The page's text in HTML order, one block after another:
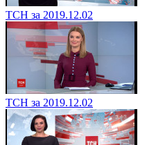
ТСН за 2019.12.02
ТСН за 2019.12.02